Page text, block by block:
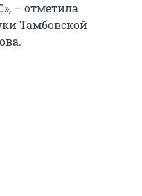
– отметила
Тамбовской